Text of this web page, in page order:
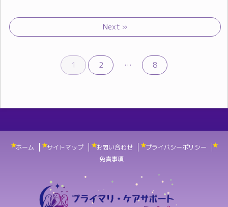
1 2 … 8
Next »
ホーム サイトマップ お問い合わせ
プライバシーポリシー
免責事項